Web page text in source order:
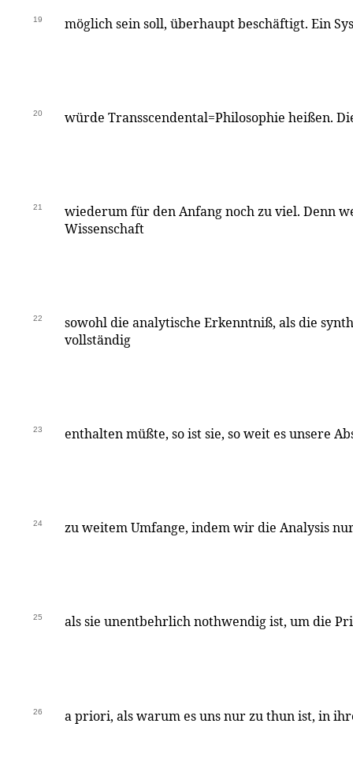
19 möglich sein soll, überhaupt beschäftigt. Ein
20 würde Transscendental=Philosophie heißen.
21
wiederum für den Anfang noch zu viel. Denn
Wissenschaft
22
sowohl die analytische Erkenntniß, als die
vollständig
23 enthalten müßte, so ist sie, so weit es unsere
24 zu weitem Umfange, indem wir die Analysis
25 als sie unentbehrlich nothwendig ist, um die
26 a priori, als warum es uns nur zu thun ist, in